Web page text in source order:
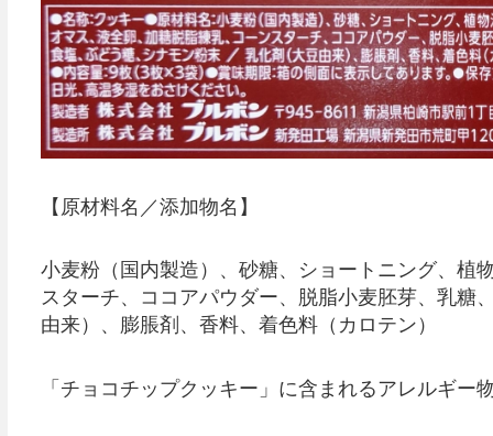
【原材料名／添加物名】
小麦粉（国内製造）、砂糖、ショートニング、植
スターチ、ココアパウダー、脱脂小麦胚芽、乳
由来）、膨脹剤、香料、着色料（カロテン）
「チョコチップクッキー」に含まれるアレルギ